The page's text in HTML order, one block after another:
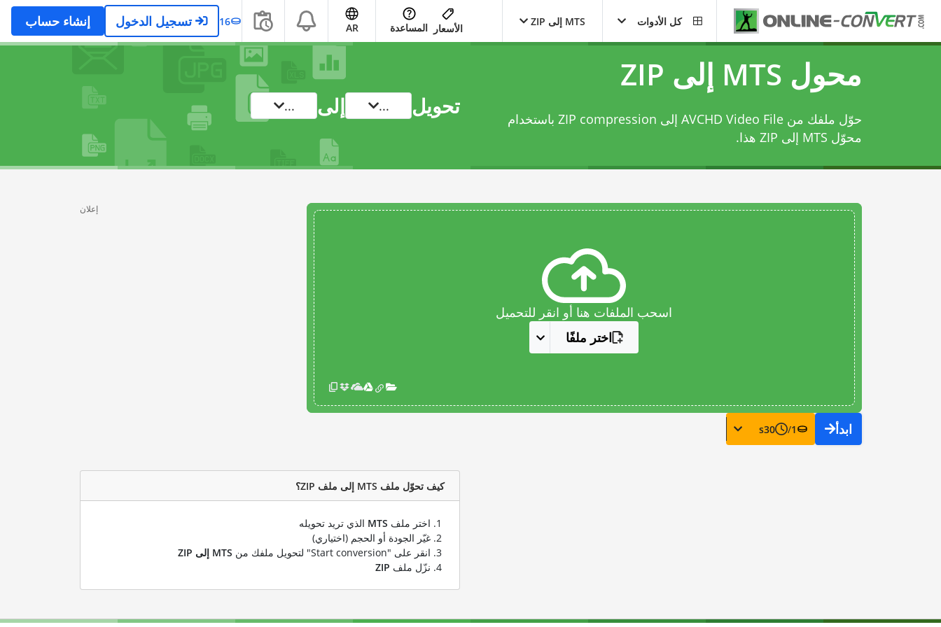
كل الأدوات MTS إلى ZIP
الأسعار المساعدة AR
16 تسجيل الدخول إنشاء حساب
محول MTS إلى ZIP
حوّل ملفك من AVCHD Video File إلى ZIP compression باستخدام
محوّل MTS إلى ZIP
هذا.
تحويل ... إلى ...
اسحب الملفات هنا أو انقر للتحميل
اختر ملفًا
ابدأ 1
/
30
s
إعلان
كيف تحوّل ملف MTS إلى ملف ZIP؟
اختر ملف MTS الذي تريد تحويله
غيّر الجودة أو الحجم (اختياري)
انقر على "Start conversion" لتحويل ملفك من
MTS إلى ZIP
نزّل ملف ZIP